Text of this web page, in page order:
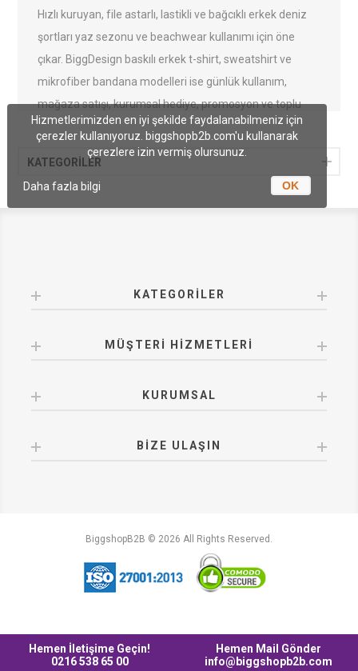
Hızlı kuruyan, file astarlı, lastikli ve bağcıklı erkek deniz
şortları yaz sezonu ve beachwear kullanımı için öne
çıkar. BiggDesign baskılı erkek t-shirt, sweatshirt ve
mikrofiber bandana modelleri ise günlük kullanım,
mağaza satışı, kurumsal hediye, promosyon ve toplu
alımlar için değerlendirilebilir. Toptan erkek giyim
modellerini avantajlı B2B koşullarıyla inceleyebilirsiniz.
KATEGORİLER
KATEGORILER
MÜŞTERI HIZMETLERI
KURUMSAL
BIZE ULAŞIN
BiggshopB2B © 2026 All Rights Reserved.
Hizmetlerimizden en iyi şekilde faydalanabilmeniz için
çerezler kullanıyoruz. biggshopb2b.com'u kullanarak
çerezlere izin vermiş olursunuz.
OK
Daha fazla bilgi
Hemen İletişime Geçin!
0216 538 65 00
Hemen Mail Gönder
info@biggshopb2b.com